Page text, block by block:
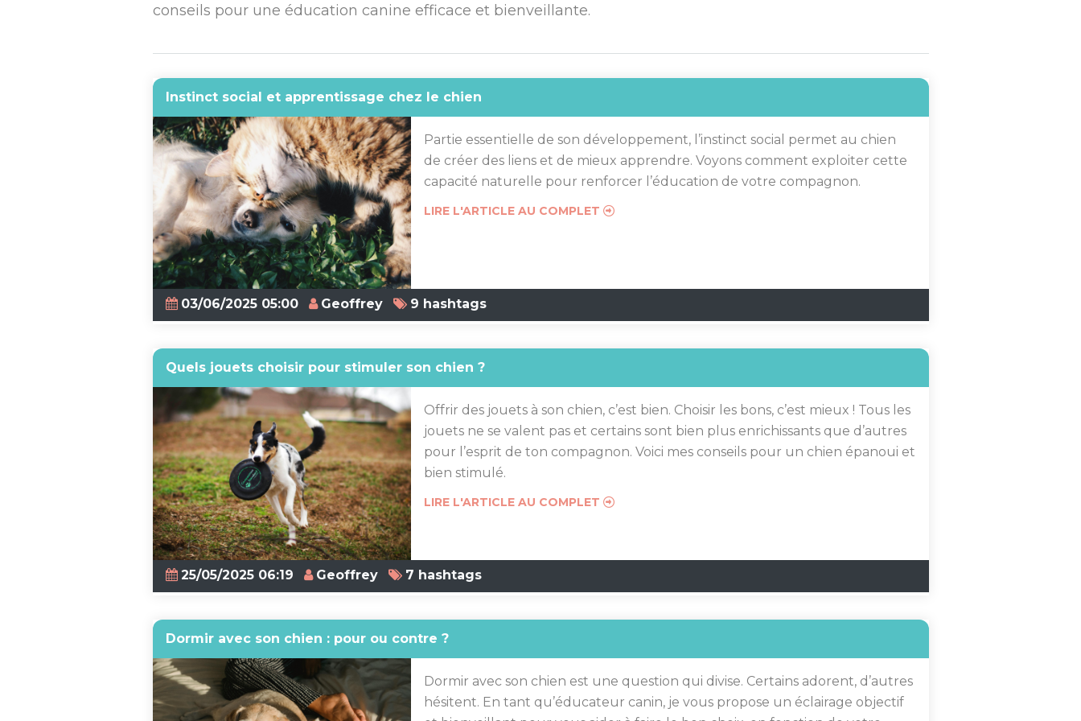
conseils pour une éducation canine efficace et bienveillante.
Instinct social et apprentissage chez le chien
Partie essentielle de son développement, l’instinct social permet au chien
de créer des liens et de mieux apprendre. Voyons comment exploiter cette
capacité naturelle pour renforcer l’éducation de votre compagnon.
LIRE L'ARTICLE AU COMPLET
03/06/2025 05:00 Geoffrey 9 hashtags
Quels jouets choisir pour stimuler son chien ?
Offrir des jouets à son chien, c’est bien. Choisir les bons, c’est mieux ! Tous les
jouets ne se valent pas et certains sont bien plus enrichissants que d’autres
pour l’esprit de ton compagnon. Voici mes conseils pour un chien épanoui et
bien stimulé.
LIRE L'ARTICLE AU COMPLET
25/05/2025 06:19 Geoffrey 7 hashtags
Dormir avec son chien : pour ou contre ?
Dormir avec son chien est une question qui divise. Certains adorent, d’autres
hésitent. En tant qu’éducateur canin, je vous propose un éclairage objectif